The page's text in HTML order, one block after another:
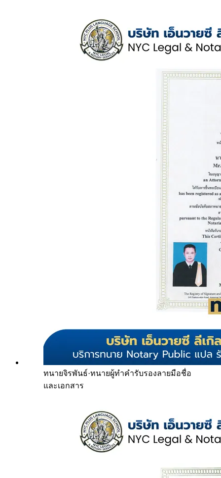
ทนายจิรพันธ์·ทนายผู้ทำคำรับรองลายมือชื่อ
และเอกสาร